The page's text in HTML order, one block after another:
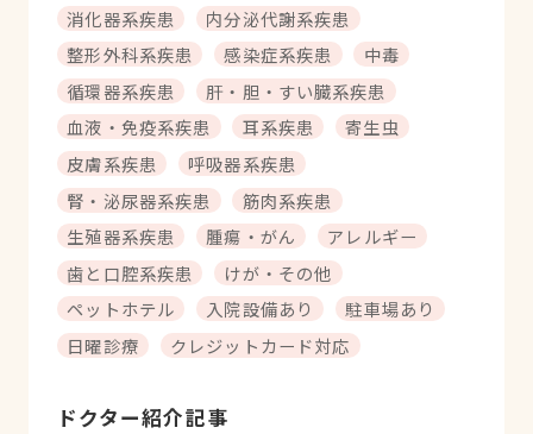
消化器系疾患
内分泌代謝系疾患
整形外科系疾患
感染症系疾患
中毒
循環器系疾患
肝・胆・すい臓系疾患
血液・免疫系疾患
耳系疾患
寄生虫
皮膚系疾患
呼吸器系疾患
腎・泌尿器系疾患
筋肉系疾患
生殖器系疾患
腫瘍・がん
アレルギー
歯と口腔系疾患
けが・その他
ペットホテル
入院設備あり
駐車場あり
日曜診療
クレジットカード対応
ドクター紹介記事